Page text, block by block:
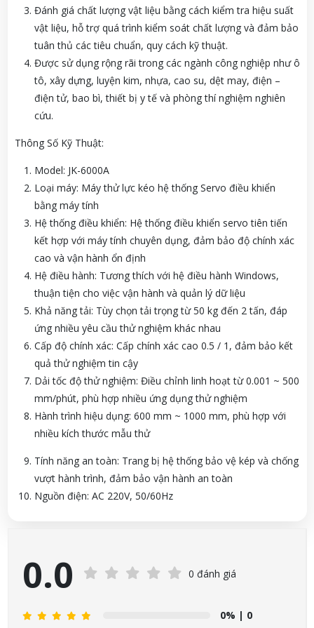
Đánh giá chất lượng vật liệu bằng cách kiểm tra hiệu suất
vật liệu, hỗ trợ quá trình kiểm soát chất lượng và đảm bảo
tuân thủ các tiêu chuẩn, quy cách kỹ thuật.
Được sử dụng rộng rãi trong các ngành công nghiệp như ô
tô, xây dựng, luyện kim, nhựa, cao su, dệt may, điện –
điện tử, bao bì, thiết bị y tế và phòng thí nghiệm nghiên
cứu.
Thông Số Kỹ Thuật:
Model: JK-6000A
Loại máy: Máy thử lực kéo hệ thống Servo điều khiển
bằng máy tính
Hệ thống điều khiển: Hệ thống điều khiển servo tiên tiến
kết hợp với máy tính chuyên dụng, đảm bảo độ chính xác
cao và vận hành ổn định
Hệ điều hành: Tương thích với hệ điều hành Windows,
thuận tiện cho việc vận hành và quản lý dữ liệu
Khả năng tải: Tùy chọn tải trọng từ 50 kg đến 2 tấn, đáp
ứng nhiều yêu cầu thử nghiệm khác nhau
Cấp độ chính xác: Cấp chính xác cao 0.5 / 1, đảm bảo kết
quả thử nghiệm tin cậy
Dải tốc độ thử nghiệm: Điều chỉnh linh hoạt từ 0.001 ~ 500
mm/phút, phù hợp nhiều ứng dụng thử nghiệm
Hành trình hiệu dụng: 600 mm ~ 1000 mm, phù hợp với
nhiều kích thước mẫu thử
Tính năng an toàn: Trang bị hệ thống bảo vệ kép và chống
vượt hành trình, đảm bảo vận hành an toàn
Nguồn điện: AC 220V, 50/60Hz
0.0 0 đánh giá
0% | 0